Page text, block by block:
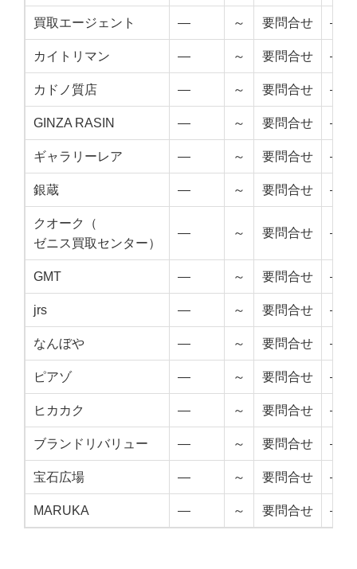
買取エージェント — ～ 要問合せ —
カイトリマン — ～ 要問合せ —
カドノ質店 — ～ 要問合せ —
GINZA RASIN — ～ 要問合せ —
ギャラリーレア — ～ 要問合せ —
銀蔵 — ～ 要問合せ —
クオーク（
ゼニス買取センター）
— ～ 要問合せ —
GMT — ～ 要問合せ —
jrs — ～ 要問合せ —
なんぼや — ～ 要問合せ —
ピアゾ — ～ 要問合せ —
ヒカカク — ～ 要問合せ —
ブランドリバリュー — ～ 要問合せ —
宝石広場 — ～ 要問合せ —
MARUKA — ～ 要問合せ —